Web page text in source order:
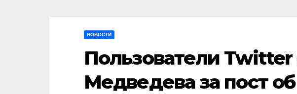
НОВОСТИ
Пользователи Twitter
Медведева за пост